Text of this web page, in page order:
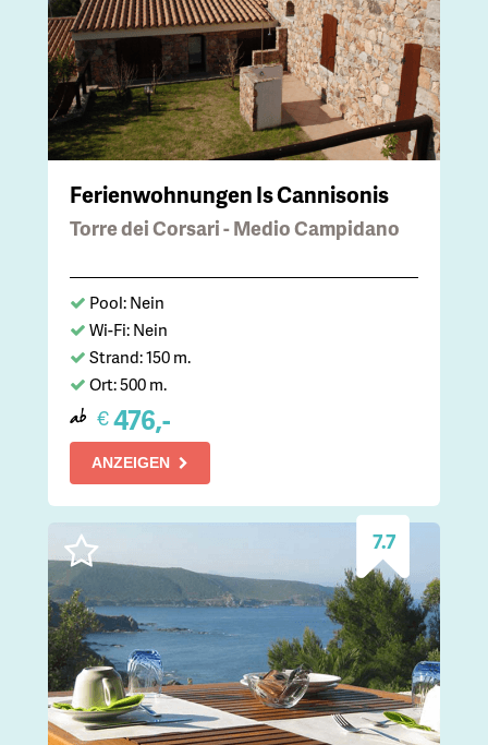
Ferienwohnungen Is Cannisonis
Torre dei Corsari - Medio Campidano
Pool: Nein
Wi-Fi: Nein
Strand: 150 m.
Ort: 500 m.
ab €476,-
ANZEIGEN
7.7